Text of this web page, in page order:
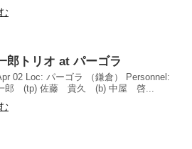
郎トリオ at パーゴラ
02 Loc: パーゴラ （鎌倉） Personnel:
郎 (tp) 佐藤 貴久 (b) 中屋 啓...